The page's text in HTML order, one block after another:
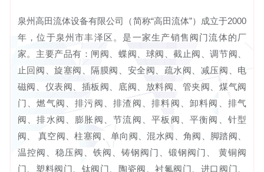
泉州高田流体设备有限公司（简称“高田流体”）成立于2000
年，位于泉州市丰泽区。是一家生产销售阀门流体的厂
家。主要产品有：闸阀、蝶阀、球阀、截止阀、调节阀、
止回阀、旋塞阀、隔膜阀、安全阀、疏水阀、减压阀、电
磁阀、仪表阀、插板阀、底阀、放料阀、管夹阀、煤气阀
门、燃气阀、排污阀、排渣阀、排料阀、卸料阀、排气
阀、排水阀、膨胀阀、节流阀、平板阀、平衡阀、针型
阀、 真空阀、柱塞阀、单向阀、混水阀、角阀、脚踏阀、
温控阀、稳压阀、铁阀、铸钢阀门、锻钢阀门、 黄铜阀
门、塑料阀门、钛阀门、陶瓷阀、衬氟阀门、进口阀门、